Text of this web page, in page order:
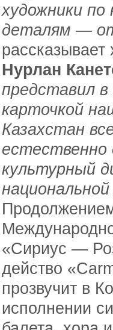
художники
деталям —
Нурлан
представил
карточкой
Казахстан
естественно
культурный
«Сириус —
действо
прозвучит в
исполнении